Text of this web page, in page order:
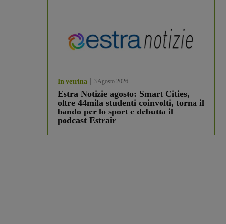
In vetrina 3 Agosto 2026
Estra Notizie agosto: Smart Cities,
oltre 44mila studenti coinvolti, torna il
bando per lo sport e debutta il
podcast Estrair